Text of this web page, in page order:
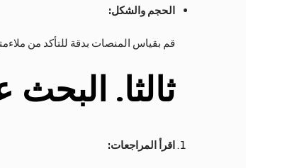
الحجم والشكل:
قم بقياس المنصات بدقة للتأكد من
ثالثا. البحث
اقرأ المراجعات: